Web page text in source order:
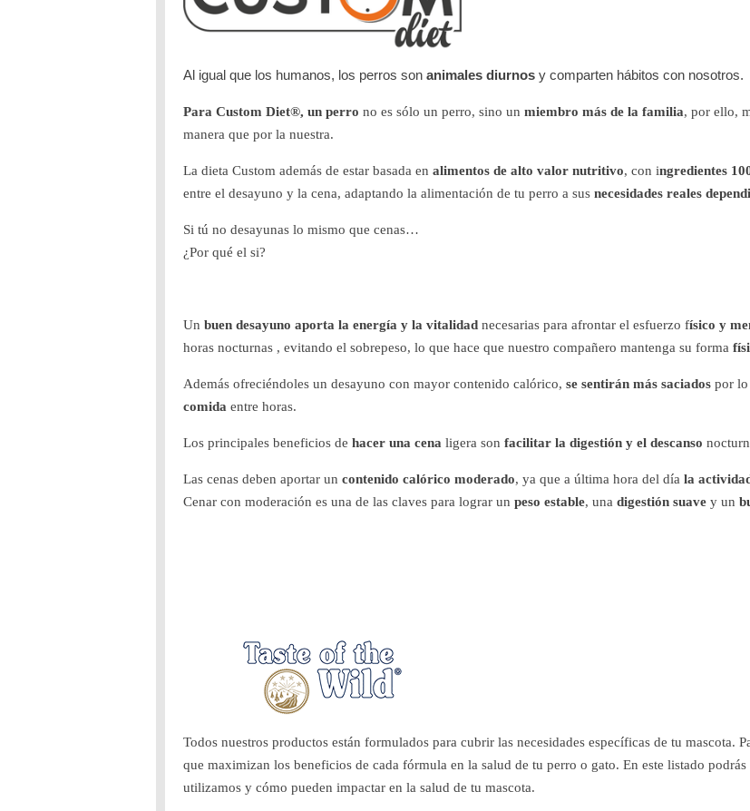
Al igual que los humanos, los perros son animales diurnos y comparten hábitos con nosotros.
Para Custom Diet®, un perro no es sólo un perro, sino un miembro más de la familia, por ello,
manera que por la nuestra.
La dieta Custom además de estar basada en alimentos de alto valor nutritivo, con ingredientes
entre el desayuno y la cena, adaptando la alimentación de tu perro a sus necesidades reales
Si tú no desayunas lo mismo que cenas…
¿Por qué el si?
Un buen desayuno aporta la energía y la vitalidad necesarias para afrontar el esfuerzo físico y
horas nocturnas , evitando el sobrepeso, lo que hace que nuestro compañero mantenga su forma
Además ofreciéndoles un desayuno con mayor contenido calórico, se sentirán más saciados por lo
comida entre horas.
Los principales beneficios de hacer una cena ligera son facilitar la digestión y el descanso
Las cenas deben aportar un contenido calórico moderado, ya que a última hora del día la
Cenar con moderación es una de las claves para lograr un peso estable, una digestión suave y un
Todos nuestros productos están formulados para cubrir las necesidades específicas de tu mascota.
que maximizan los beneficios de cada fórmula en la salud de tu perro o gato. En este listado
utilizamos y cómo pueden impactar en la salud de tu mascota.